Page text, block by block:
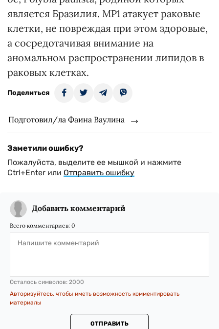
является Бразилия. МР1 атакует раковые
клетки, не повреждая при этом здоровые,
а сосредотачивая внимание на
аномальном распространении липидов в
раковых клетках.
Поделиться
Подготовил/ла Фаина Ваулина
Заметили ошибку?
Пожалуйста, выделите ее мышкой и нажмите
Ctrl+Enter или Отправить ошибку
Добавить комментарий
Всего комментариев: 0
Осталось символов: 2000
Авторизуйтесь, чтобы иметь возможность комментировать
материалы
ОТПРАВИТЬ